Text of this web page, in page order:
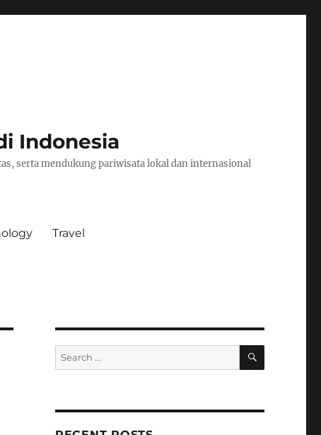
Indonesia
serta mendukung pariwisata lokal dan internasional
Travel
Search
for:
SEARCH